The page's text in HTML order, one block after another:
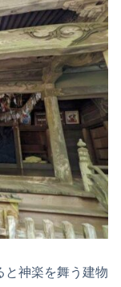
と神楽を舞う建物